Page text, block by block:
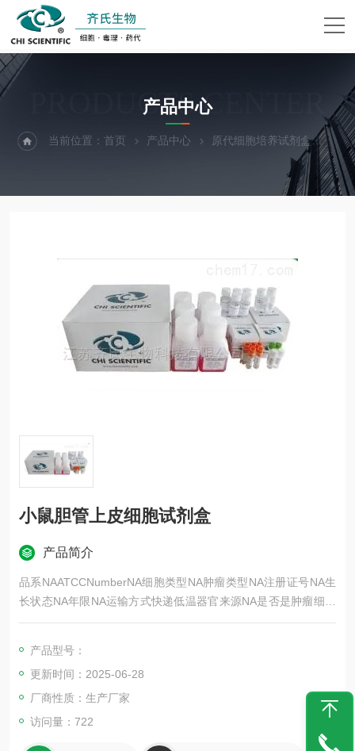
PRODUCTS CENTER
产品中心
当前位置：首页 产品中心 原代细胞培养试剂盒 小
小鼠胆管上皮细胞试剂盒
产品简介
品系NAATCCNumberNA细胞类型NA肿瘤类型NA注册证号NA生
长状态NA年限NA运输方式快递低温器官来源NA是否是肿瘤细胞
NA细胞形态NA免疫类型NA物种来源NA相关疾病NA组织来源NA
规格6次盒原代细胞培养试剂盒
产品型号：
更新时间：2025-06-28
厂商性质：生产厂家
访问量：722